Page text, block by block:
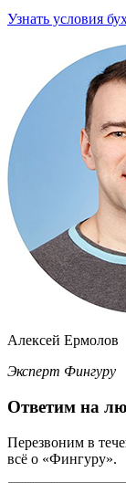
Узнать условия
Алексей Ермолов
Эксперт Фингуру
Ответим на
Перезвоним в
всё о «Фингуру».